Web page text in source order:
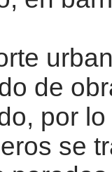
de
por
se